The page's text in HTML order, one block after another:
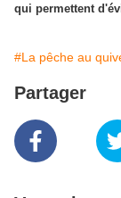
qui permettent
#La pêche au
Partager